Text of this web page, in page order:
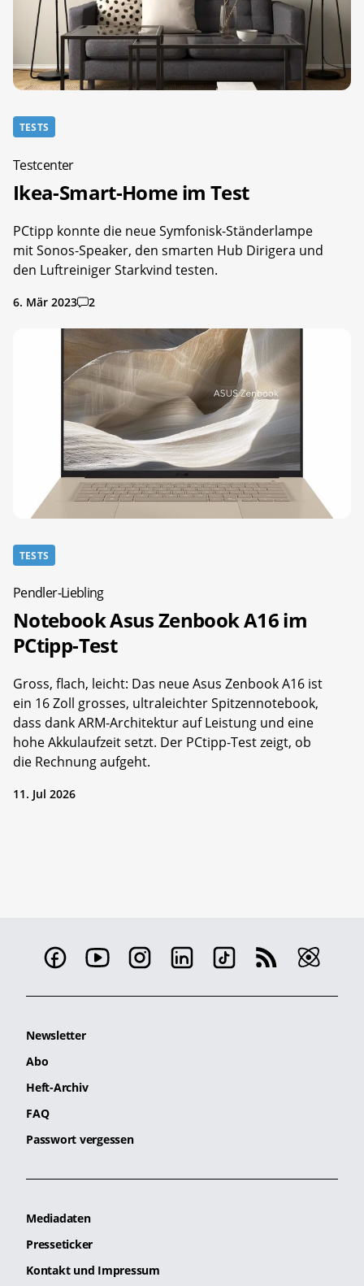
TESTS
Testcenter
Ikea-Smart-Home im Test
PCtipp konnte die neue Symfonisk-Ständerlampe
mit Sonos-Speaker, den smarten Hub Dirigera und
den Luftreiniger Starkvind testen.
6. Mär 2023 2
TESTS
Pendler-Liebling
Notebook Asus Zenbook A16 im
PCtipp-Test
Gross, flach, leicht: Das neue Asus Zenbook A16 ist
ein 16 Zoll grosses, ultraleichter Spitzennotebook,
dass dank ARM-Architektur auf Leistung und eine
hohe Akkulaufzeit setzt. Der PCtipp-Test zeigt, ob
die Rechnung aufgeht.
11. Jul 2026
Newsletter
Abo
Heft-Archiv
FAQ
Passwort vergessen
Mediadaten
Presseticker
Kontakt und Impressum